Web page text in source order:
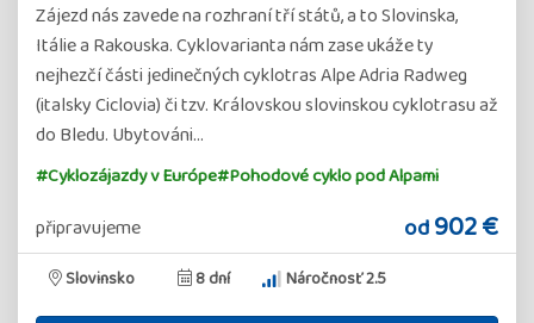
Zájezd nás zavede na rozhraní tří států, a to Slovinska,
Itálie a Rakouska. Cyklovarianta nám zase ukáže ty
nejhezčí části jedinečných cyklotras Alpe Adria Radweg
(italsky Ciclovia) či tzv. Královskou slovinskou cyklotrasu až
do Bledu. Ubytováni…
#Cyklozájazdy v Európe#Pohodové cyklo pod Alpami
připravujeme od902 €
Slovinsko 8 dní Náročnosť 2.5